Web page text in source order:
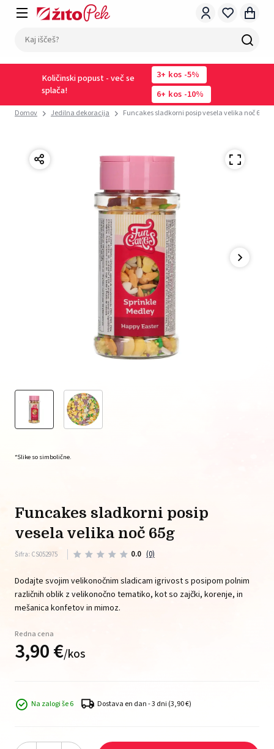
Količinski popust - več se
splača!
3 kos -5%
6
kos -10%
Domov Jedilna dekoracija Funcakes sladkorni posip vesela velika noč 65g
*Slike so simbolične.
funcakes sladkorni posip
vesela velika noč 65g
Šifra: CS052975 0.0 (0)
Dodajte svojim velikonočnim sladicam igrivost s posipom polnim
različnih oblik z velikonočno tematiko, kot so zajčki, korenje, in
mešanica konfetov in mimoz.
Redna cena
3,90€/kos
Na zalogi še 6 Dostava en dan - 3 dni (3,90 €)